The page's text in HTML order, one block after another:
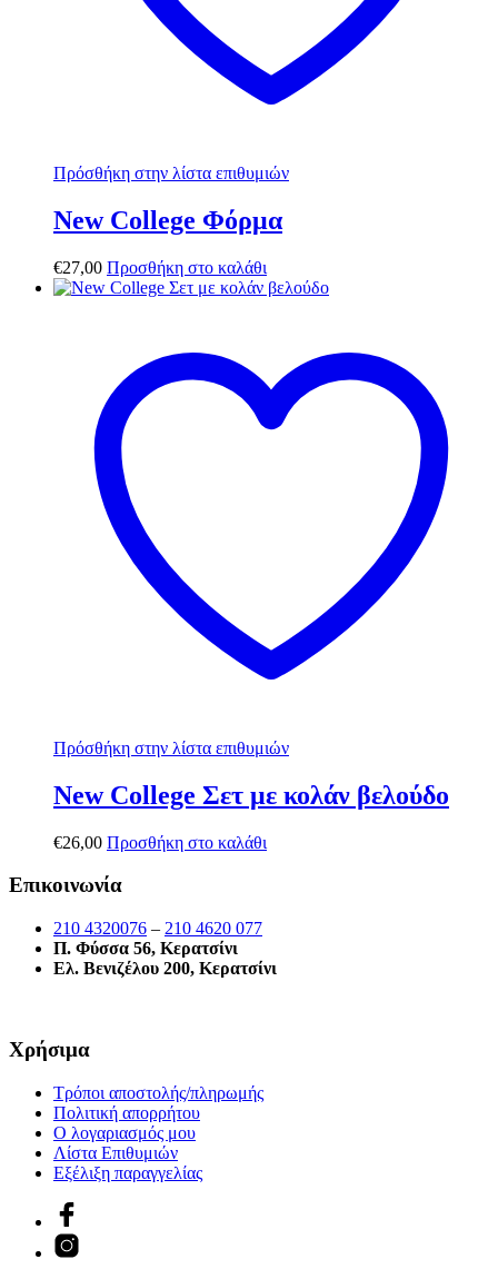
Πρόσθήκη στην λίστα επιθυμιών
New College Φόρμα
€27,00 Προσθήκη στο καλάθι
Πρόσθήκη στην λίστα επιθυμιών
New College Σετ με κολάν βελούδο
€26,00 Προσθήκη στο καλάθι
Επικοινωνία
210 4320076 – 210 4620 077
Π. Φύσσα 56, Κερατσίνι
Ελ. Βενιζέλου 200, Κερατσίνι
Χρήσιμα
Τρόποι αποστολής/πληρωμής
Πολιτική απορρήτου
Ο λογαριασμός μου
Λίστα Επιθυμιών
Εξέλιξη παραγγελίας